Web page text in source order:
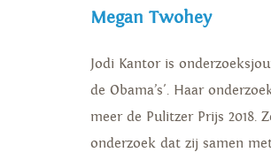
Megan Twohey
Jodi Kantor is
de Obama’s'. Haar
meer de Pulitzer Prijs 2018.
onderzoek dat zij samen